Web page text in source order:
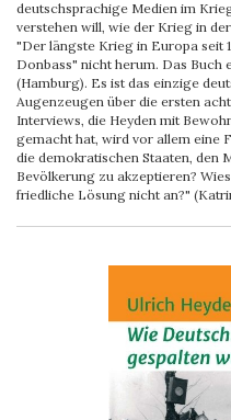
deutschsprachige Medien im
verstehen will, wie der Krieg in
"Der längste Krieg in Europa seit
Donbass" nicht herum. Das
(Hamburg). Es ist das einzige
Augenzeugen über die ersten
Interviews, die Heyden mit
gemacht hat, wird vor allem eine
die demokratischen Staaten, den
Bevölkerung zu akzeptieren?
friedliche Lösung nicht an?"